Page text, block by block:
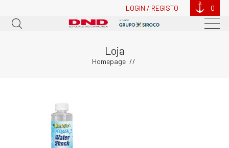
LOGIN / REGISTO 0
Loja
Homepage